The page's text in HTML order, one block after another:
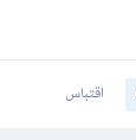
اقتباس